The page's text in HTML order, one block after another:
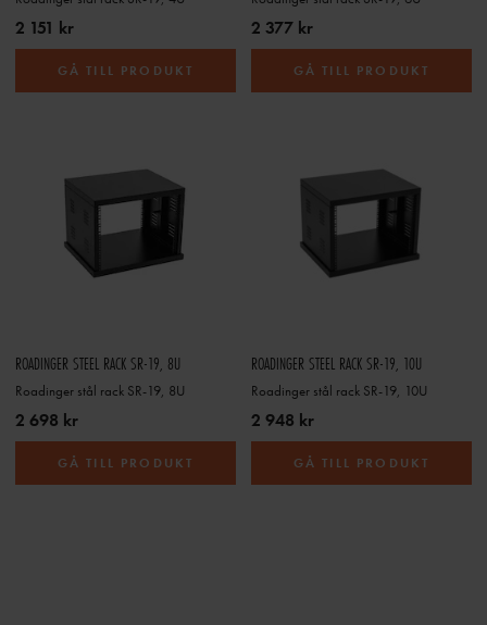
2 151 kr
GÅ TILL PRODUKT
2 377 kr
GÅ TILL PRODUKT
ROADINGER STEEL RACK SR-19, 8U
Roadinger stål rack SR-19, 8U
2 698 kr
GÅ TILL PRODUKT
ROADINGER STEEL RACK SR-19, 10U
Roadinger stål rack SR-19, 10U
2 948 kr
GÅ TILL PRODUKT